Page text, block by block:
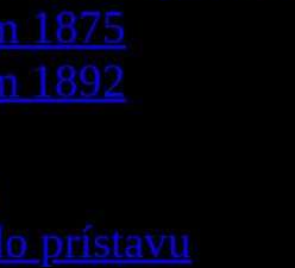
1875
1892
prístavu